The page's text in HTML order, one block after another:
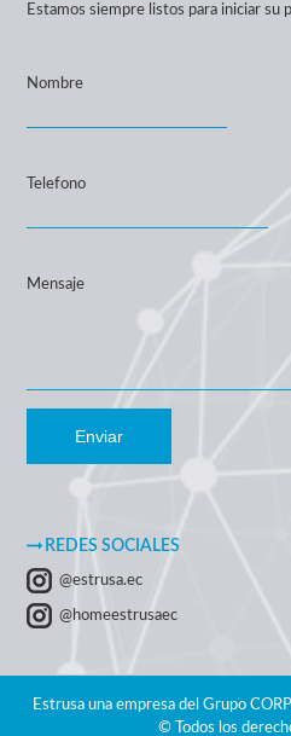
Estamos siempre listos para iniciar su
Nombre
Telefono
Mensaje
Enviar
REDES SOCIALES
@estrusa.ec
@homeestrusaec
Estrusa una empresa del Grupo
© Todos los